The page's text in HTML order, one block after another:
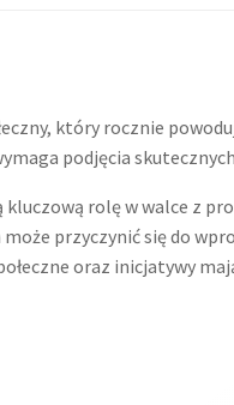
który rocznie
podjęcia
rolę w walce z
przyczynić się do
oraz inicjatywy